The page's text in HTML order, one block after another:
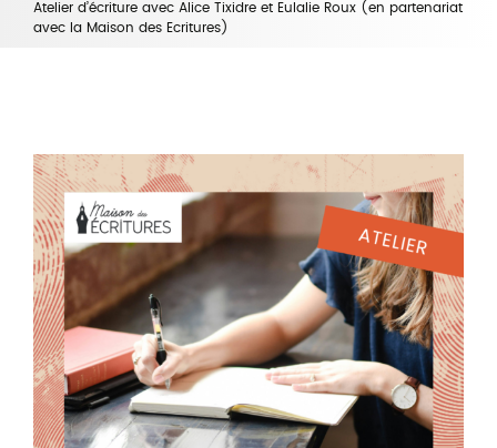
Atelier d’écriture avec Alice Tixidre et Eulalie Roux (en partenariat
avec la Maison des Ecritures)